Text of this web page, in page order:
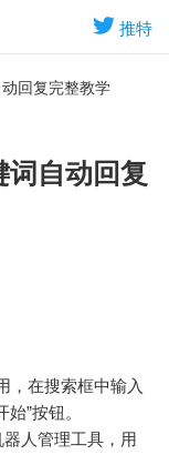
推特
回复完整教学
自动回复
，在搜索框中输入
”按钮。
器人管理工具，用